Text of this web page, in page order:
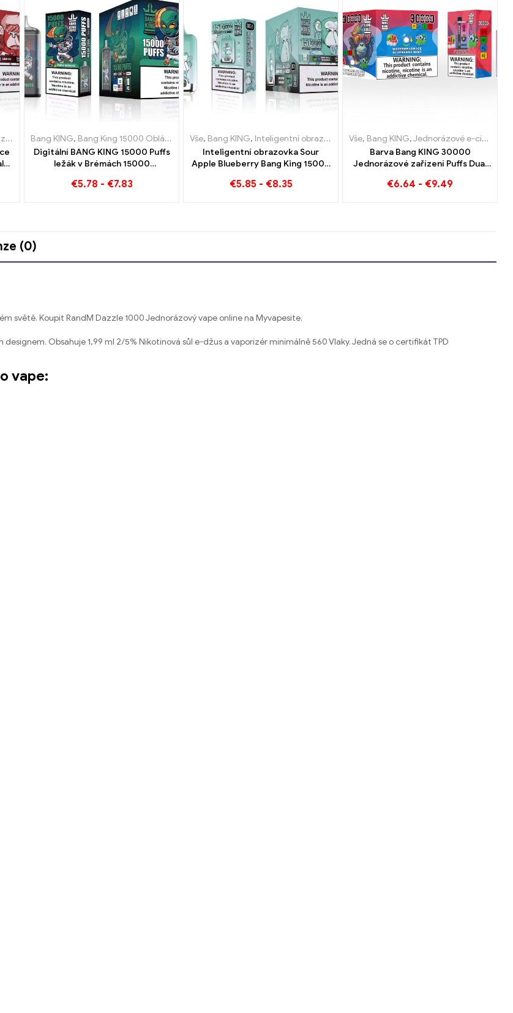
e-cigarety Litva,Jednorázové e-cigarety Lucembursko,Jednorázové elektronické cigarety Nizozemsko,Jednorázové e-cigarety
,Jednorázové e-cigarety Švédsko,Jednorázové e-cigarety Slovensko,Jednorázové e-cigarety
Bang KING, Bang King 15000 Obláčky Jednorázová e-cigareta s nikotinem,Jednorázové e-cigarety
Digitální BANG KING 15000 Puffs
ležák v Brémách 15000
€5.78 - €7.83
Vše, Bang KING, Inteligentní obrazovka Bang King 15000 Puff ,Jednorázové e-
Inteligentní obrazovka Sour
Apple Blueberry Bang King 15000
vapování plný svěžích chutí
€5.85 - €8.35
Vše, Bang KING,Jednorázové e-cigarety Litva
Barva Bang KING 30000
Jednorázové zařízení Puffs Dual
borůvky, maliny a melounu
€6.64 - €9.49
(0)
světě. Koupit RandM Dazzle 1000 Jednorázový vape online na Myvapesite.
Obsahuje 1,99 ml 2/5% Nikotinová sůl e-džus a vaporizér minimálně 560 Vlaky. Jedná se o certifikát TPD
vape: